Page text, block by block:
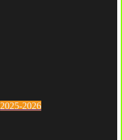
2025-2026